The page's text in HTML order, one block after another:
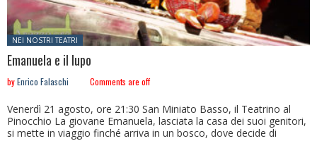
Posted in:
NEI NOSTRI TEATRI
Emanuela e il lupo
byEnrico Falaschi Comments are off
Venerdì 21 agosto, ore 21:30 San Miniato Basso, il Teatrino al
Pinocchio La giovane Emanuela, lasciata la casa dei suoi genitori,
si mette in viaggio finché arriva in un bosco, dove decide di